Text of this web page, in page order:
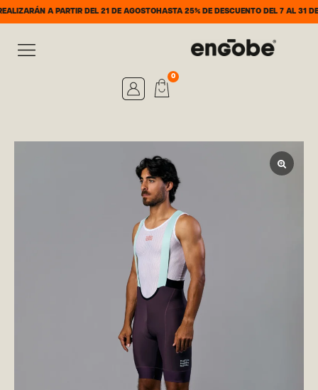
A PARTIR DEL 21 DE AGOSTOHASTA 25% DE DESCUENTO DEL 7 AL 31 DE
0